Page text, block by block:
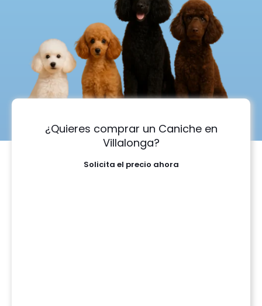
¿Quieres comprar un Caniche en
Villalonga?
Solicita el precio ahora